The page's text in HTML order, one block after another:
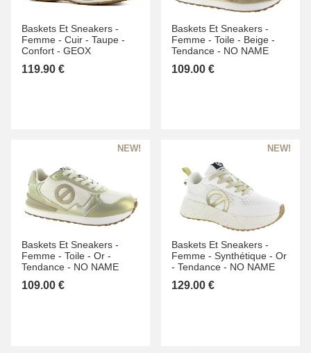
Baskets Et Sneakers -
Femme - Cuir - Taupe -
Confort - GEOX
119.90 €
Baskets Et Sneakers -
Femme - Toile - Beige -
Tendance - NO NAME
109.00 €
Baskets Et Sneakers -
Femme - Toile - Or -
Tendance - NO NAME
109.00 €
Baskets Et Sneakers -
Femme - Synthétique - Or
- Tendance - NO NAME
129.00 €